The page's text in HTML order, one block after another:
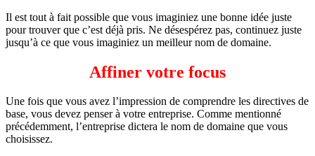
Il est tout à fait possible que vous imaginiez une bonne idée juste
pour trouver que c’est déjà pris. Ne désespérez pas, continuez juste
jusqu’à ce que vous imaginiez un meilleur nom de domaine.
Affiner votre focus
Une fois que vous avez l’impression de comprendre les directives de
base, vous devez penser à votre entreprise. Comme mentionné
précédemment, l’entreprise dictera le nom de domaine que vous
choisissez.